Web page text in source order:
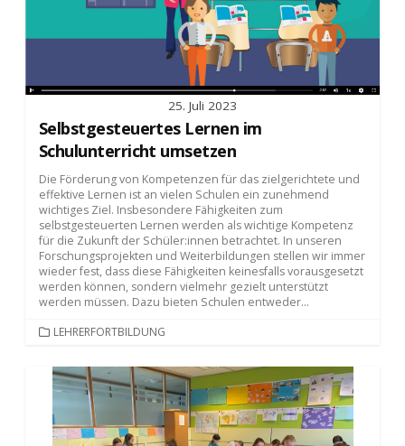
25. Juli 2023
Selbstgesteuertes Lernen im
Schulunterricht umsetzen
Die Förderung von Kompetenzen für das zielgerichtete und
effektive Lernen ist an vielen Schulen ein zunehmend
wichtiges Ziel. Insbesondere Fähigkeiten zum
selbstgesteuerten Lernen werden als wichtige Kompetenz
für die Zukunft der Schüler:innen betrachtet. In unseren
Forschungsprojekten und Weiterbildungen stellen wir immer
wieder fest, dass diese Fähigkeiten keinesfalls vorausgesetzt
werden können, sondern vielmehr gezielt unterstützt
werden müssen. Dazu bieten Schulen entweder...
KATEGORIEN
LEHRERFORTBILDUNG